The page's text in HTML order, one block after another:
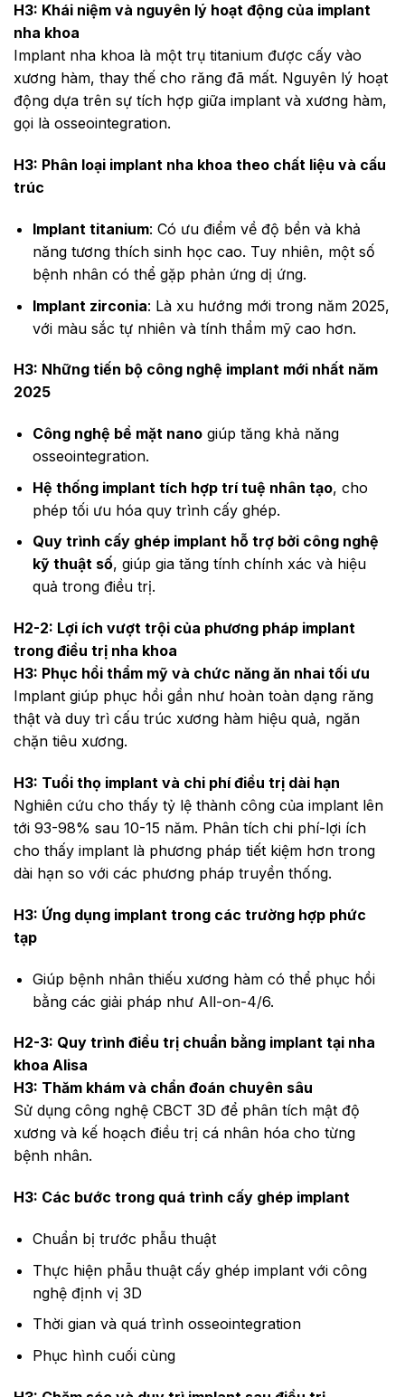
H3: Khái niệm và nguyên lý hoạt động của implant
nha khoa
Implant nha khoa là một trụ titanium được cấy vào
xương hàm, thay thế cho răng đã mất. Nguyên lý hoạt
động dựa trên sự tích hợp giữa implant và xương hàm,
gọi là osseointegration.
H3: Phân loại implant nha khoa theo chất liệu và cấu
trúc
Implant titanium: Có ưu điểm về độ bền và khả
năng tương thích sinh học cao. Tuy nhiên, một số
bệnh nhân có thể gặp phản ứng dị ứng.
Implant zirconia: Là xu hướng mới trong năm 2025,
với màu sắc tự nhiên và tính thẩm mỹ cao hơn.
H3: Những tiến bộ công nghệ implant mới nhất năm
2025
Công nghệ bề mặt nanogiúp tăng khả năng
osseointegration.
Hệ thống implant tích hợp trí tuệ nhân tạo, cho
phép tối ưu hóa quy trình cấy ghép.
Quy trình cấy ghép implant hỗ trợ bởi công nghệ
kỹ thuật số, giúp gia tăng tính chính xác và hiệu
quả trong điều trị.
H2-2: Lợi ích vượt trội của phương pháp implant
trong điều trị nha khoa
H3: Phục hồi thẩm mỹ và chức năng ăn nhai tối ưu
Implant giúp phục hồi gần như hoàn toàn dạng răng
thật và duy trì cấu trúc xương hàm hiệu quả, ngăn
chặn tiêu xương.
H3: Tuổi thọ implant và chi phí điều trị dài hạn
Nghiên cứu cho thấy tỷ lệ thành công của implant lên
tới 93-98% sau 10-15 năm. Phân tích chi phí-lợi ích
cho thấy implant là phương pháp tiết kiệm hơn trong
dài hạn so với các phương pháp truyền thống.
H3: Ứng dụng implant trong các trường hợp phức
tạp
Giúp bệnh nhân thiếu xương hàm có thể phục hồi
bằng các giải pháp như All-on-4/6.
H2-3: Quy trình điều trị chuẩn bằng implant tại nha
khoa Alisa
H3: Thăm khám và chẩn đoán chuyên sâu
Sử dụng công nghệ CBCT 3D để phân tích mật độ
xương và kế hoạch điều trị cá nhân hóa cho từng
bệnh nhân.
H3: Các bước trong quá trình cấy ghép implant
Chuẩn bị trước phẫu thuật
Thực hiện phẫu thuật cấy ghép implant với công
nghệ định vị 3D
Thời gian và quá trình osseointegration
Phục hình cuối cùng